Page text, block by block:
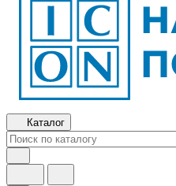
Каталог